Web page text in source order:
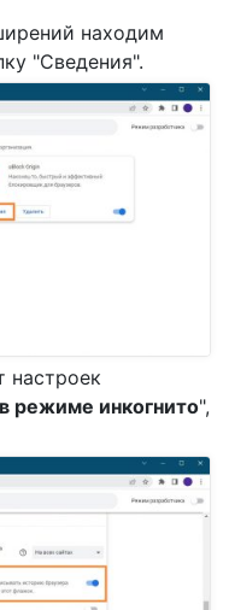
находим
"Сведения".
настроек
режиме инкогнито",